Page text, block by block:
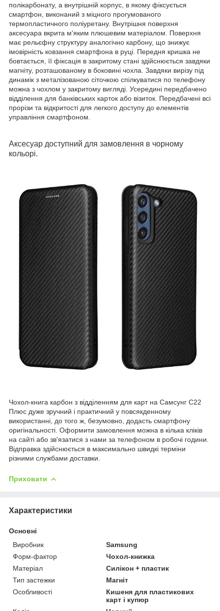
полікарбонату, а внутрішній корпус, в якому фіксується
смартфон, виконаний з міцного прогумованого
термопластичного поліуретану. Внутрішня поверхня
аксесуара вкрита м'яким плюшевим матеріалом. Поверхня
має рельєфну структуру аналогічно карбону, що знижує
імовірність ковзання смартфона в руці. Передня кришка не
бовтається, її фіксація в закритому стані здійснюється завдяки
магніту, розташованому в боковині чохла. Завдяки вирізу під
динамік з металізованою сіточкою спілкуватися по телефону
можна з чохлом у закритому вигляді. Усередині передбачено
відділення для банківських карток або візиток. Передбачені всі
прорізи та відкритості для легкого доступу до елементів
управління смартфоном.
Аксесуар доступний для замовлення в чорному
кольорі.
Чохол-книга карбон з відділенням для карт на Самсунг С22
Плюс дуже зручний і практичний у повсякденному
використанні, до того ж, безумовно, додасть смартфону
оригінальності. Оформити замовлення можна в кілька кліків
на сайті або зв'язатися з нами за телефоном в робочі години.
Відправка здійснюється в максимально швидкі терміни
різними службами доставки.
Приховати
Характеристики
Основні
Виробник
Samsung
Форм-фактор
Чохол-книжка
Матеріал
Силікон + пластик
Тип застежки
Магніт
Особливості
Кишеня для пластикових
карт і купюр